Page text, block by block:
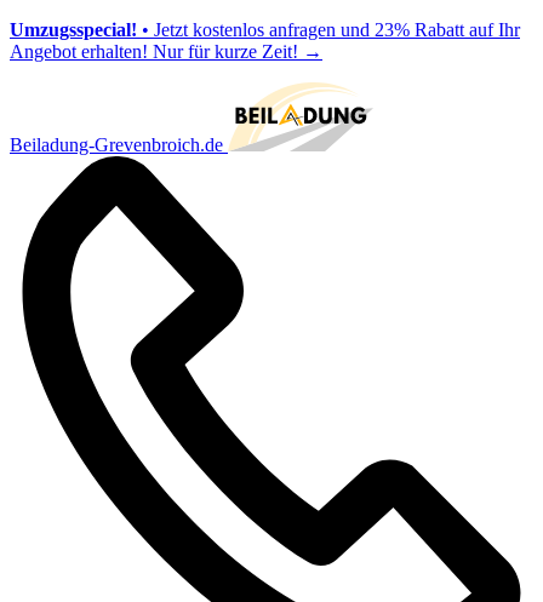
Umzugsspecial! • Jetzt kostenlos anfragen und 23% Rabatt auf Ihr
Angebot erhalten! Nur für kurze Zeit! →
Beiladung-Grevenbroich.de